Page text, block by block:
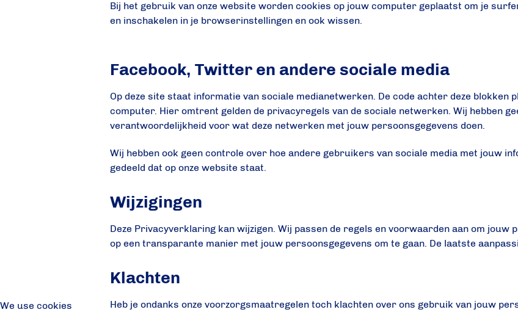
Bij het gebruik van onze website worden cookies op jouw computer geplaatst om je
en inschakelen in je browserinstellingen en ook wissen.
Facebook, Twitter en andere sociale media
Op deze site staat informatie van sociale medianetwerken. De code achter deze blokken
computer. Hier omtrent gelden de privacyregels van de sociale netwerken. Wij hebben
verantwoordelijkheid voor wat deze netwerken met jouw persoonsgegevens doen.
Wij hebben ook geen controle over hoe andere gebruikers van sociale media met jouw
gedeeld dat op onze website staat.
Wijzigingen
Deze Privacyverklaring kan wijzigen. Wij passen de regels en voorwaarden aan om jouw
op een transparante manier met jouw persoonsgegevens om te gaan. De laatste
Klachten
Heb je ondanks onze voorzorgsmaatregelen toch klachten over ons gebruik van jouw
We use cookies